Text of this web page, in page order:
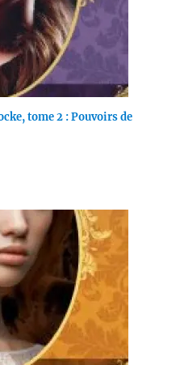
tome 2 : Pouvoirs de